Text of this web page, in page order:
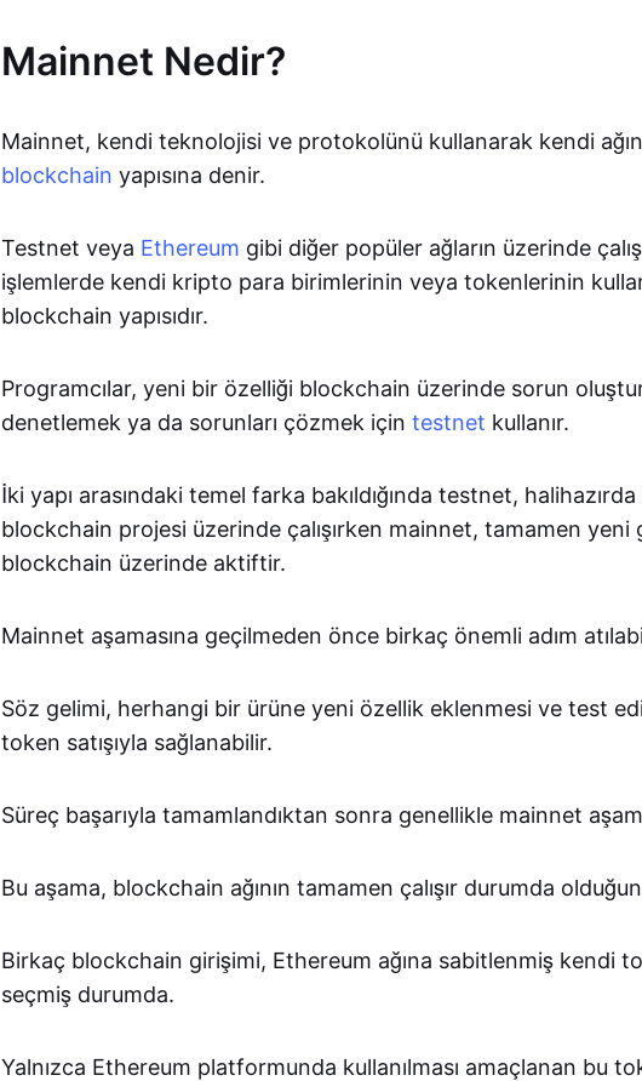
Mainnet Nedir?
Mainnet, kendi teknolojisi ve protokolünü kullanarak kendi ağını
blockchain yapısına denir.
Testnet veya Ethereum gibi diğer popüler ağların üzerinde
işlemlerde kendi kripto para birimlerinin veya tokenlerinin
blockchain yapısıdır.
Programcılar, yeni bir özelliği blockchain üzerinde sorun
denetlemek ya da sorunları çözmek için testnet kullanır.
İki yapı arasındaki temel farka bakıldığında testnet,
blockchain projesi üzerinde çalışırken mainnet, tamamen yeni
blockchain üzerinde aktiftir.
Mainnet aşamasına geçilmeden önce birkaç önemli adım
Söz gelimi, herhangi bir ürüne yeni özellik eklenmesi ve test
token satışıyla sağlanabilir.
Süreç başarıyla tamamlandıktan sonra genellikle mainnet
Bu aşama, blockchain ağının tamamen çalışır durumda
Birkaç blockchain girişimi, Ethereum ağına sabitlenmiş kendi
seçmiş durumda.
Yalnızca Ethereum platformunda kullanılması amaçlanan bu